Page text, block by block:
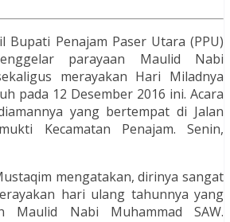
Bupati Penajam Paser Utara (PPU)
parayaan Maulid Nabi
merayakan Hari Miladnya
pada 12 Desember 2016 ini. Acara
yang bertempat di Jalan
Kecamatan Penajam. Senin,
mengatakan, dirinya sangat
hari ulang tahunnya yang
Maulid Nabi Muhammad SAW.